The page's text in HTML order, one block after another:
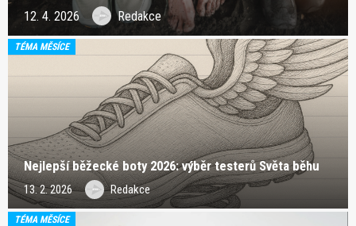
12. 4. 2026 Redakce
TÉMA MĚSÍCE
Nejlepší běžecké boty 2026: výběr testerů Světa běhu
13. 2. 2026 Redakce
TÉMA MĚSÍCE